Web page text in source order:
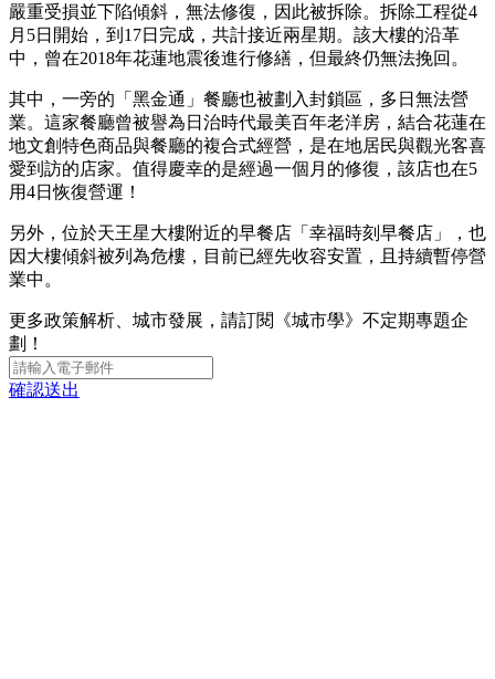
嚴重受損並下陷傾斜，無法修復，因此被拆除。拆除工程從4
月5日開始，到17日完成，共計接近兩星期。該大樓的沿革
中，曾在2018年花蓮地震後進行修繕，但最終仍無法挽回。
其中，一旁的「黑金通」餐廳也被劃入封鎖區，多日無法營
業。這家餐廳曾被譽為日治時代最美百年老洋房，結合花蓮在
地文創特色商品與餐廳的複合式經營，是在地居民與觀光客喜
愛到訪的店家。值得慶幸的是經過一個月的修復，該店也在5
用4日恢復營運！
另外，位於天王星大樓附近的早餐店「幸福時刻早餐店」，也
因大樓傾斜被列為危樓，目前已經先收容安置，且持續暫停營
業中。
更多政策解析、城市發展，請訂閱《城市學》不定期專題企
劃！
確認送出